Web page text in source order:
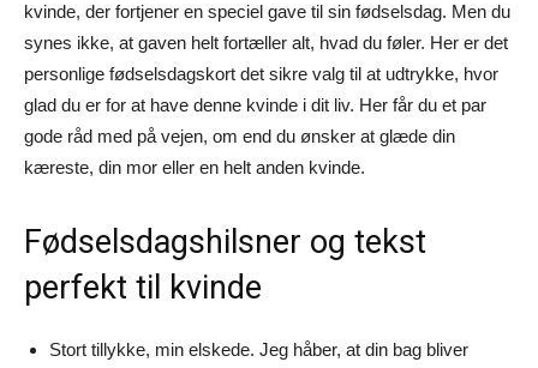
kvinde, der fortjener en speciel gave til sin fødselsdag. Men du
synes ikke, at gaven helt fortæller alt, hvad du føler. Her er det
personlige fødselsdagskort det sikre valg til at udtrykke, hvor
glad du er for at have denne kvinde i dit liv. Her får du et par
gode råd med på vejen, om end du ønsker at glæde din
kæreste, din mor eller en helt anden kvinde.
Fødselsdagshilsner og tekst
perfekt til kvinde
Stort tillykke, min elskede. Jeg håber, at din bag bliver